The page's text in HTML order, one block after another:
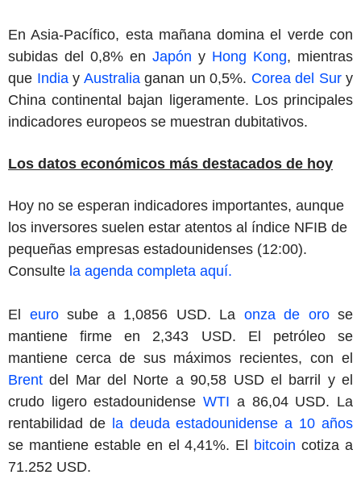
En Asia-Pacífico, esta mañana domina el verde con
subidas del 0,8% en Japón y Hong Kong, mientras
que India y Australia ganan un 0,5%. Corea del Sur y
China continental bajan ligeramente. Los principales
indicadores europeos se muestran dubitativos.
Los datos económicos más destacados de hoy
Hoy no se esperan indicadores importantes, aunque
los inversores suelen estar atentos al índice NFIB de
pequeñas empresas estadounidenses (12:00).
Consulte la agenda completa aquí.
El euro sube a 1,0856 USD. La onza de oro se
mantiene firme en 2,343 USD. El petróleo se
mantiene cerca de sus máximos recientes, con el
Brentdel Mar del Norte a 90,58 USD el barril y el
crudo ligero estadounidenseWTI a 86,04 USD. La
rentabilidad de la deuda estadounidense a 10 años
se mantiene estable en el 4,41%. El bitcoincotiza a
71.252 USD.